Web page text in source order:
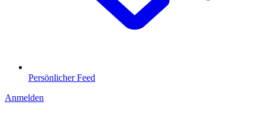
Persönlicher Feed
Anmelden